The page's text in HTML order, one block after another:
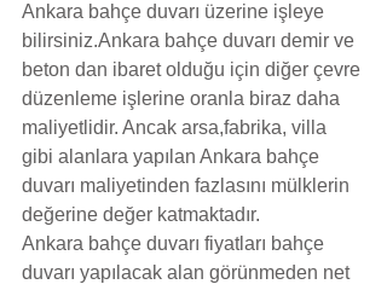
Ankara bahçe duvarı üzerine işleye
bilirsiniz.Ankara bahçe duvarı demir ve
beton dan ibaret olduğu için diğer çevre
düzenleme işlerine oranla biraz daha
maliyetlidir. Ancak arsa,fabrika, villa
gibi alanlara yapılan Ankara bahçe
duvarı maliyetinden fazlasını mülklerin
değerine değer katmaktadır.
Ankara bahçe duvarı fiyatları bahçe
duvarı yapılacak alan görünmeden net